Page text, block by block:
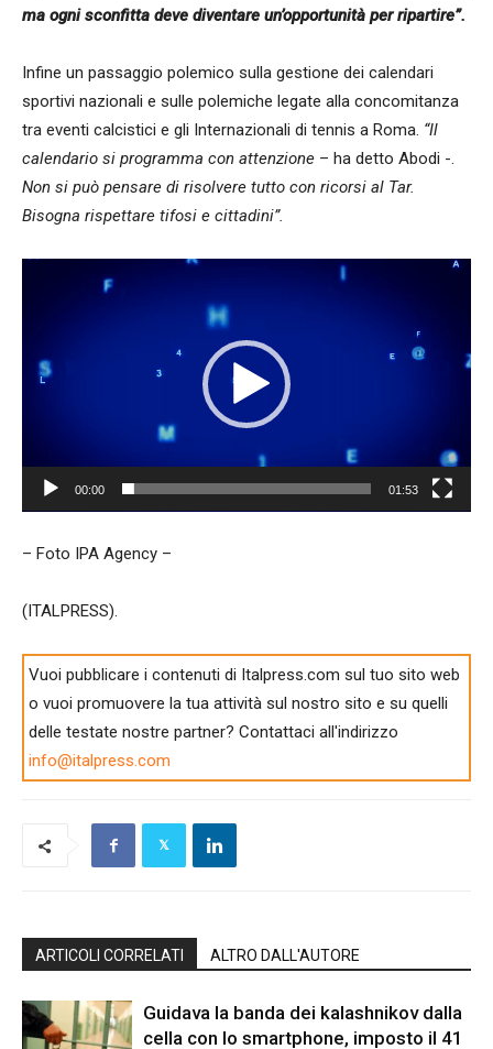
ma ogni sconfitta deve diventare un’opportunità per ripartire”.
Infine un passaggio polemico sulla gestione dei calendari
sportivi nazionali e sulle polemiche legate alla concomitanza
tra eventi calcistici e gli Internazionali di tennis a Roma. “Il
calendario si programma con attenzione – ha detto Abodi -.
Non si può pensare di risolvere tutto con ricorsi al Tar.
Bisogna rispettare tifosi e cittadini”.
00:00 01:53
– Foto IPA Agency –
(ITALPRESS).
Vuoi pubblicare i contenuti di Italpress.com sul tuo sito web
o vuoi promuovere la tua attività sul nostro sito e su quelli
delle testate nostre partner? Contattaci all'indirizzo
info@italpress.com
ARTICOLI CORRELATI ALTRO DALL'AUTORE
Guidava la banda dei kalashnikov dalla
cella con lo smartphone, imposto il 41